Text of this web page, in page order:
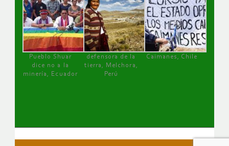
Pueblo Shuar
dice no a la
minería, Ecuador
defensora de la
tierra, Melchora,
Perú
Caimanes, Chile